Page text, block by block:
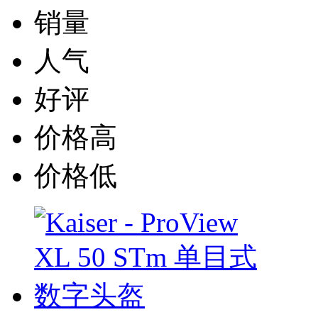
销量
人气
好评
价格高
价格低